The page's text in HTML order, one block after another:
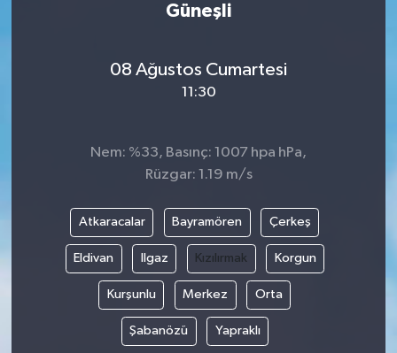
Güneşli
08 Ağustos Cumartesi
11:30
Nem: %33, Basınç: 1007 hpa hPa,
Rüzgar: 1.19 m/s
Atkaracalar Bayramören Çerkeş
Eldivan Ilgaz Kızılırmak Korgun
Kurşunlu Merkez Orta
Şabanözü Yapraklı